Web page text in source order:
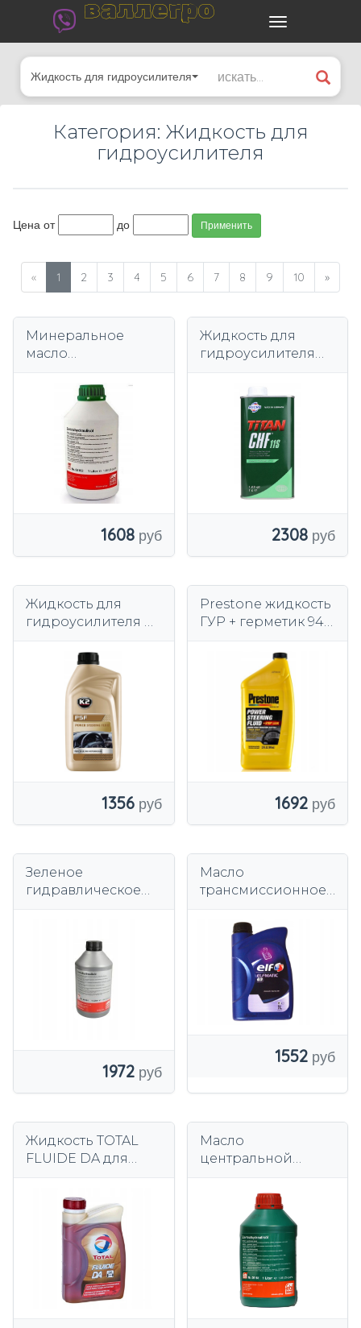
валлегро
Жидкость для гидроусилителя
Категория: Жидкость для
гидроусилителя
Цена от до Применить
« 1 2 3 4 5 6 7 8 9 10 »
Минеральное
масло
руля Febi Bilstein
1608
Жидкость для
гидроусилителя
2308
Жидкость для
гидроусилителя K2
1356
Prestone жидкость
ГУР + герметик 946
1692
Зеленое
гидравлическое
1972
Масло
трансмиссионное
1552
Жидкость TOTAL
FLUIDE DA для
Масло
центральной
BILSTEIN 06161
зеленое 1л